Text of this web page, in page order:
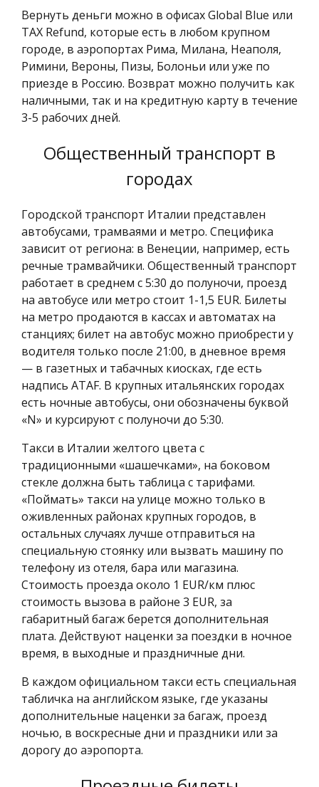
Вернуть деньги можно в офисах Global Blue или
TAX Refund, которые есть в любом крупном
городе, в аэропортах Рима, Милана, Неаполя,
Римини, Вероны, Пизы, Болоньи или уже по
приезде в Россию. Возврат можно получить как
наличными, так и на кредитную карту в течение
3-5 рабочих дней.
Общественный транспорт в
городах
Городской транспорт Италии представлен
автобусами, трамваями и метро. Специфика
зависит от региона: в Венеции, например, есть
речные трамвайчики. Общественный транспорт
работает в среднем с 5:30 до полуночи, проезд
на автобусе или метро стоит 1-1,5 EUR. Билеты
на метро продаются в кассах и автоматах на
станциях; билет на автобус можно приобрести у
водителя только после 21:00, в дневное время
— в газетных и табачных киосках, где есть
надпись ATAF. В крупных итальянских городах
есть ночные автобусы, они обозначены буквой
«N» и курсируют с полуночи до 5:30.
Такси в Италии желтого цвета с
традиционными «шашечками», на боковом
стекле должна быть таблица с тарифами.
«Поймать» такси на улице можно только в
оживленных районах крупных городов, в
остальных случаях лучше отправиться на
специальную стоянку или вызвать машину по
телефону из отеля, бара или магазина.
Стоимость проезда около 1 EUR/км плюс
стоимость вызова в районе 3 EUR, за
габаритный багаж берется дополнительная
плата. Действуют наценки за поездки в ночное
время, в выходные и праздничные дни.
В каждом официальном такси есть специальная
табличка на английском языке, где указаны
дополнительные наценки за багаж, проезд
ночью, в воскресные дни и праздники или за
дорогу до аэропорта.